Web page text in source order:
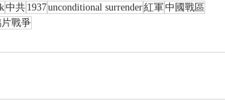
中共 1937unconditional surrender紅軍中國戰區
片戰爭